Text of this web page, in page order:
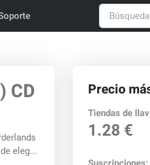
CD
eleg...
Precio
Tiendas de
1.28 €